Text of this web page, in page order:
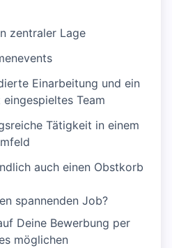
zentraler Lage
Einarbeitung und ein
Team
Tätigkeit in einem
auch einen Obstkorb
spannenden Job?
Deine Bewerbung per
möglichen